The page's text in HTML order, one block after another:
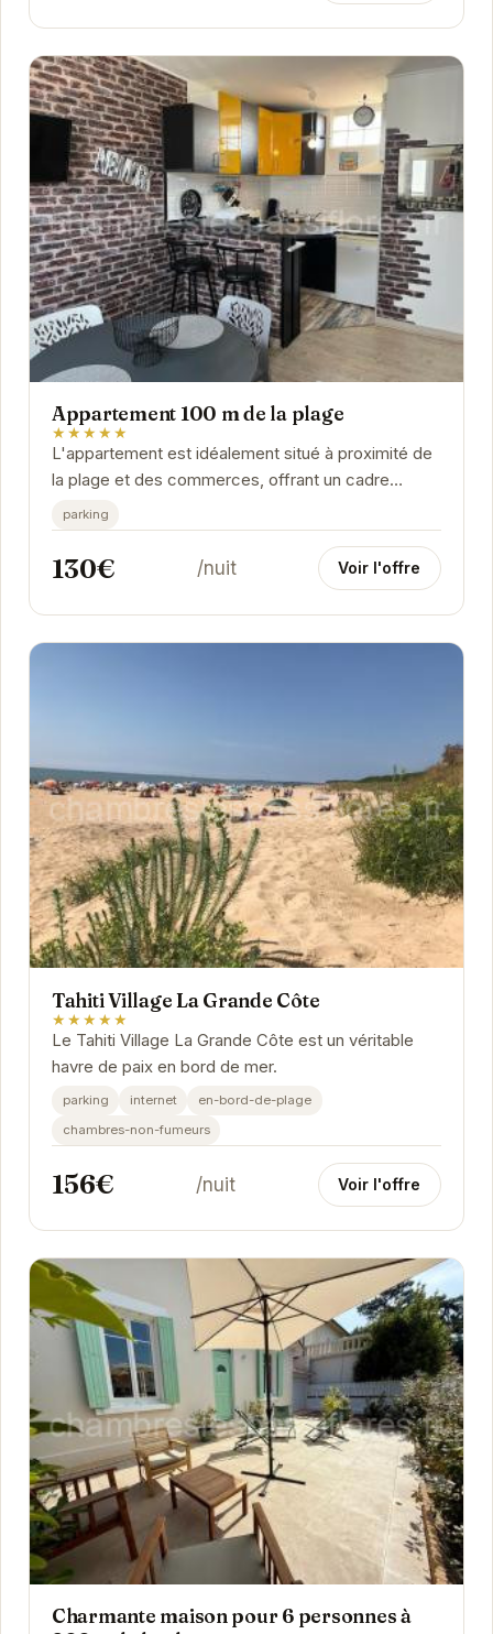
Appartement 100 m de la plage
★★★★★
L'appartement est idéalement situé à proximité de
la plage et des commerces, offrant un cadre
parfait pour des vacances en famille ou entre
amis....
parking
130€ /nuit Voir l'offre
Tahiti Village La Grande Côte
★★★★★
Le Tahiti Village La Grande Côte est un véritable
havre de paix en bord de mer.
parking internet
en-bord-de-plage
chambres-non-fumeurs
156€ /nuit Voir l'offre
Charmante maison pour 6 personnes à